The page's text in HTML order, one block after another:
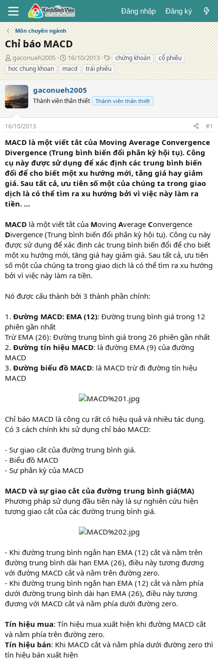
Đăng nhập Đăng ký
Môn chuyên ngành
Chỉ báo MACD
T
á
c
g
i
ả
gaconueh2005
N
g
à
đ
ă
g
16/10/2013
T
ừ
k
a
chứng khoán
cổ phiếu
hoc chung khoan
macd trái phiếu
gaconueh2005
Thành viên thân thiết Thành viên thân thiết
16/10/2013 #1
MACD là một viết tắt của Moving Average Convergence
Divergence (Trung bình biến đổi phân kỳ hội tụ). Công
cụ này được sử dụng để xác định các trung bình biến
đổi để cho biết một xu hướng mới, tăng giá hay giảm
giá. Sau tất cả, ưu tiên số một của chúng ta trong giao
dịch là có thể tìm ra xu hướng bởi vì việc này làm ra
tiền. …
MACD là một viết tắt của Moving Average Convergence
Divergence (Trung bình biến đổi phân kỳ hội tụ). Công cụ này
được sử dụng để xác định các trung bình biến đổi để cho biết
một xu hướng mới, tăng giá hay giảm giá. Sau tất cả, ưu tiên
số một của chúng ta trong giao dịch là có thể tìm ra xu hướng
bởi vì việc này làm ra tiền.
Nó được cấu thành bởi 3 thành phần chính:
1. Đường MACD: EMA (12): Đường trung bình giá trong 12
phiên gần nhất
Trừ EMA (26): Đường trung bình giá trong 26 phiên gần nhất
2. Đường tín hiệu MACD: là đường EMA (9) của đường
MACD
3. Đường biểu đồ MACD: là MACD trừ đi đường tín hiệu
MACD
Chỉ báo MACD là công cụ rất có hiệu quả và nhiều tác dụng.
Có 3 cách chính khi sử dụng chỉ báo MACD:
- Sự giao cắt của đường trung bình giá.
- Biểu đồ MACD
- Sự phân kỳ của MACD
MACD và sự giao cắt của đường trung bình giá(MA)
Phương pháp sử dụng đầu tiên này là sự nghiên cứu hiện
tượng giao cắt của các đường trung bình giá.
- Khi đường trung bình ngắn hạn EMA (12) cắt và nằm trên
đường trung bình dài hạn EMA (26), điều này tương đương
với đường MACD cắt và nằm trên đường zero.
- Khi đường trung bình ngắn hạn EMA (12) cắt và nằm phía
dưới đường trung bình dài hạn EMA (26), điều này tương
đương với MACD cắt và nằm phía dưới đường zero.
Tín hiệu mua: Tín hiệu mua xuất hiện khi đường MACD cắt
và nằm phía trên đường zero.
Tín hiệu bán: Khi MACD cắt và nằm phía dưới đường zero thì
tín hiệu bán xuất hiện